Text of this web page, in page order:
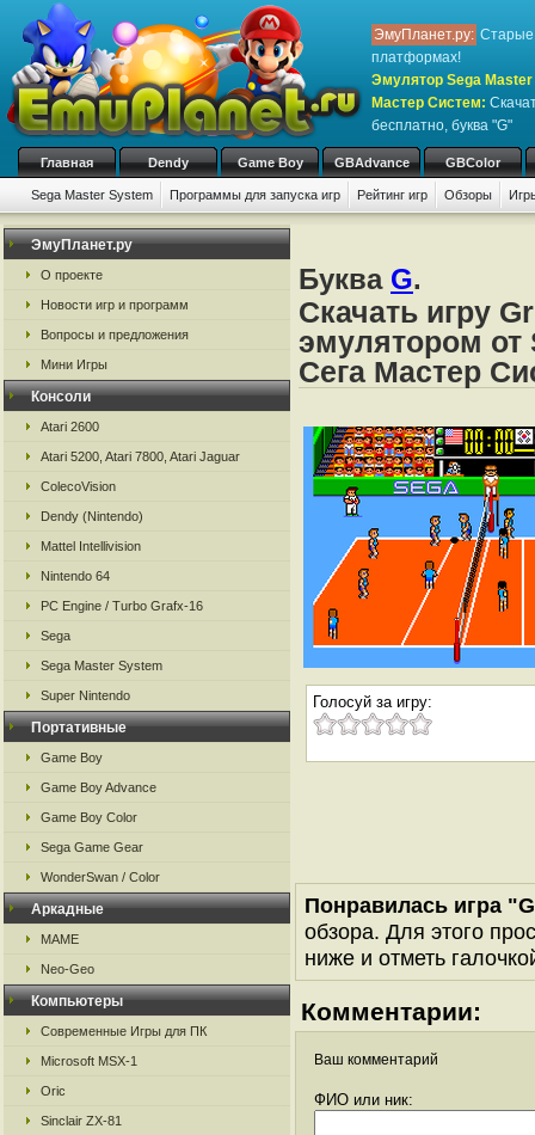
ЭмуПланет.ру: Старые
платформах!
Эмулятор Sega Master
Мастер Систем:
бесплатно, буква "G"
Главная Dendy Game Boy GBAdvance GBColor
Sega Master System Программы для запуска игр Рейтинг игр Обзоры
ЭмуПланет.ру
О проекте
Новости игр и программ
Вопросы и предложения
Мини Игры
Консоли
Atari 2600
Atari 5200, Atari 7800, Atari Jaguar
ColecoVision
Dendy (Nintendo)
Mattel Intellivision
Nintendo 64
PC Engine / Turbo Grafx-16
Sega
Sega Master System
Super Nintendo
Портативные
Game Boy
Game Boy Advance
Game Boy Color
Sega Game Gear
WonderSwan / Color
Аркадные
MAME
Neo-Geo
Компьютеры
Современные Игры для ПК
Microsoft MSX-1
Oric
Sinclair ZX-81
Буква G.
Скачать игру
эмулятором от
Сега Мастер
Голосуй за игру:
Понравилась игра
обзора. Для этого
ниже и отметь
Комментарии:
Ваш комментарий
ФИО или ник: